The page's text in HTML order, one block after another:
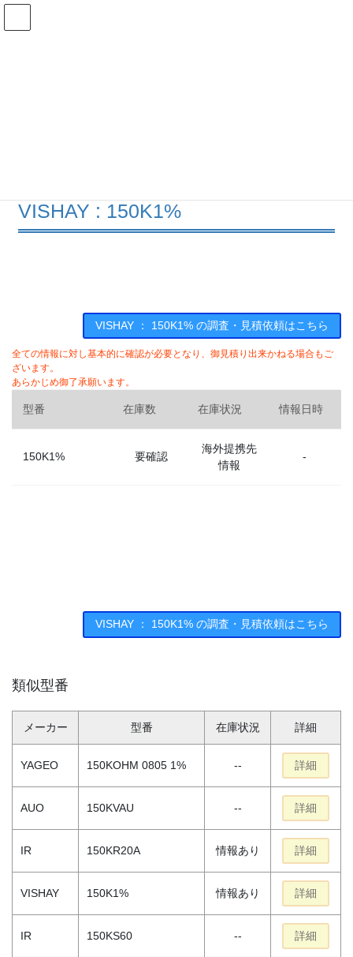
コ
ナ
VISHAY : 150K1%
VISHAY ： 150K1% の調査・見積依頼はこちら
全ての情報に対し基本的に確認が必要となり、御見積り出来かねる場合もご
ざいます。
あらかじめ御了承願います。
型番 在庫数 在庫状況 情報日時
150K1% 要確認
海外提携先
情報
-
VISHAY ： 150K1% の調査・見積依頼はこちら
類似型番
メーカー 型番 在庫状況 詳細
YAGEO 150KOHM 0805 1% -- 詳細
AUO 150KVAU -- 詳細
IR 150KR20A 情報あり 詳細
VISHAY 150K1% 情報あり 詳細
IR 150KS60 -- 詳細